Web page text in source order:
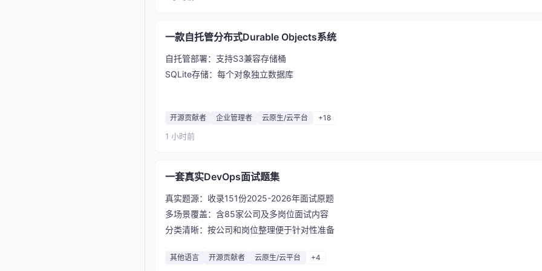
一款自托管分布式Durable Objects系统
自托管部署：支持S3兼容存储桶
SQLite存储：每个对象独立数据库
开源贡献者 企业管理者 云原生/云平台 +18
1 小时前
一套真实DevOps面试题集
真实题源：收录151份2025-2026年面试原题
多场景覆盖：含85家公司及多岗位面试内容
分类清晰：按公司和岗位整理便于针对性准备
其他语言 开源贡献者 云原生/云平台 +4